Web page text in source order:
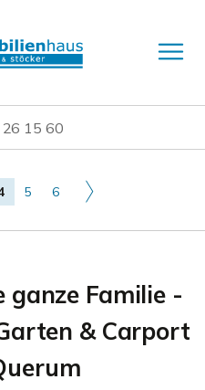
15 60
5 6
ganze Familie -
& Carport